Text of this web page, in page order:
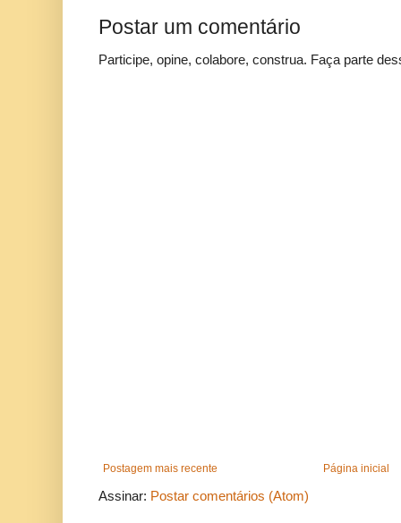
Postar um comentário
Participe, opine, colabore, construa. Faça parte
Postagem mais recente Página inicial
Assinar: Postar comentários (Atom)